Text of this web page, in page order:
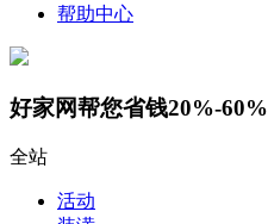
帮助中心
好家网帮您省钱20%-60%
全站
活动